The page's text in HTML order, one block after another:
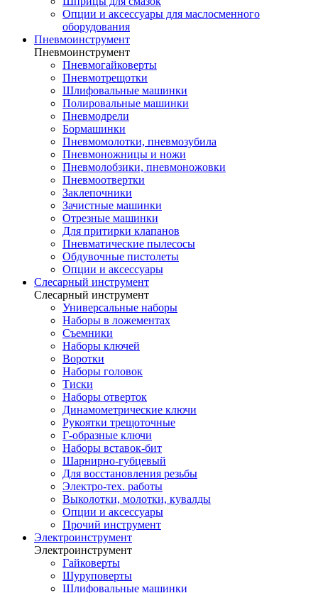
Опции и аксессуары для маслосменного
оборудования
Пневмоинструмент
Пневмоинструмент
Пневмогайковерты
Пневмотрещотки
Шлифовальные машинки
Полировальные машинки
Пневмодрели
Бормашинки
Пневмомолотки, пневмозубила
Пневмоножницы и ножи
Пневмолобзики, пневмоножовки
Пневмоотвертки
Заклепочники
Зачистные машинки
Отрезные машинки
Для притирки клапанов
Пневматические пылесосы
Обдувочные пистолеты
Опции и аксессуары
Слесарный инструмент
Слесарный инструмент
Универсальные наборы
Наборы в ложементах
Съемники
Наборы ключей
Воротки
Наборы головок
Тиски
Наборы отверток
Динамометрические ключи
Рукоятки трещоточные
Г-образные ключи
Наборы вставок-бит
Шарнирно-губцевый
Для восстановления резьбы
Электро-тех. работы
Выколотки, молотки, кувалды
Опции и аксессуары
Прочий инструмент
Электроинструмент
Электроинструмент
Гайковерты
Шуруповерты
Шлифовальные машинки